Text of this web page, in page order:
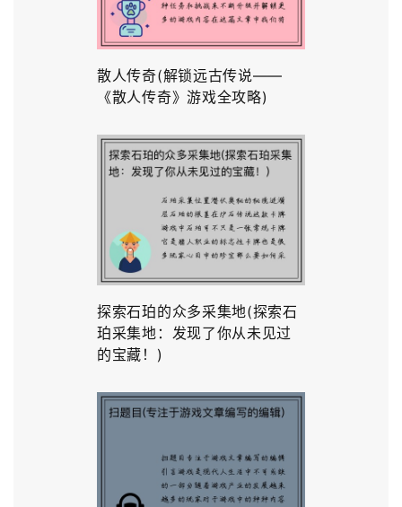
散人传奇(解锁远古传说——
《散人传奇》游戏全攻略)
探索石珀的众多采集地(探索石
珀采集地：发现了你从未见过
的宝藏！)